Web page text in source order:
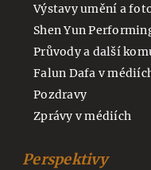
Výstavy umění a
Shen Yun
Průvody a další
Falun Dafa v
Pozdravy
Zprávy v médiích
Perspektivy